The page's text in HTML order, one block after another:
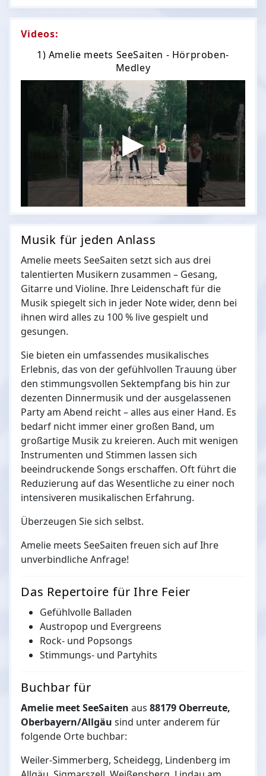
Videos:
1) Amelie meets SeeSaiten - Hörproben-
Medley
Musik für jeden Anlass
Amelie meets SeeSaiten setzt sich aus drei
talentierten Musikern zusammen – Gesang,
Gitarre und Violine. Ihre Leidenschaft für die
Musik spiegelt sich in jeder Note wider, denn bei
ihnen wird alles zu 100 % live gespielt und
gesungen.
Sie bieten ein umfassendes musikalisches
Erlebnis, das von der gefühlvollen Trauung über
den stimmungsvollen Sektempfang bis hin zur
dezenten Dinnermusik und der ausgelassenen
Party am Abend reicht – alles aus einer Hand. Es
bedarf nicht immer einer großen Band, um
großartige Musik zu kreieren. Auch mit wenigen
Instrumenten und Stimmen lassen sich
beeindruckende Songs erschaffen. Oft führt die
Reduzierung auf das Wesentliche zu einer noch
intensiveren musikalischen Erfahrung.
Überzeugen Sie sich selbst.
Amelie meets SeeSaiten freuen sich auf Ihre
unverbindliche Anfrage!
Das Repertoire für Ihre Feier
Gefühlvolle Balladen
Austropop und Evergreens
Rock- und Popsongs
Stimmungs- und Partyhits
Buchbar für
Amelie meet SeeSaiten aus 88179 Oberreute,
Oberbayern/Allgäu sind unter anderem für
folgende Orte buchbar:
Weiler-Simmerberg, Scheidegg, Lindenberg im